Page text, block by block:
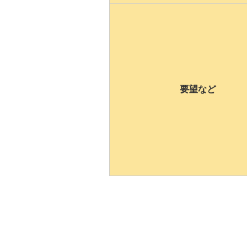
要望など